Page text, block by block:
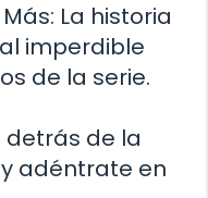
La historia
imperdible
de la serie.
detrás de la
adéntrate en